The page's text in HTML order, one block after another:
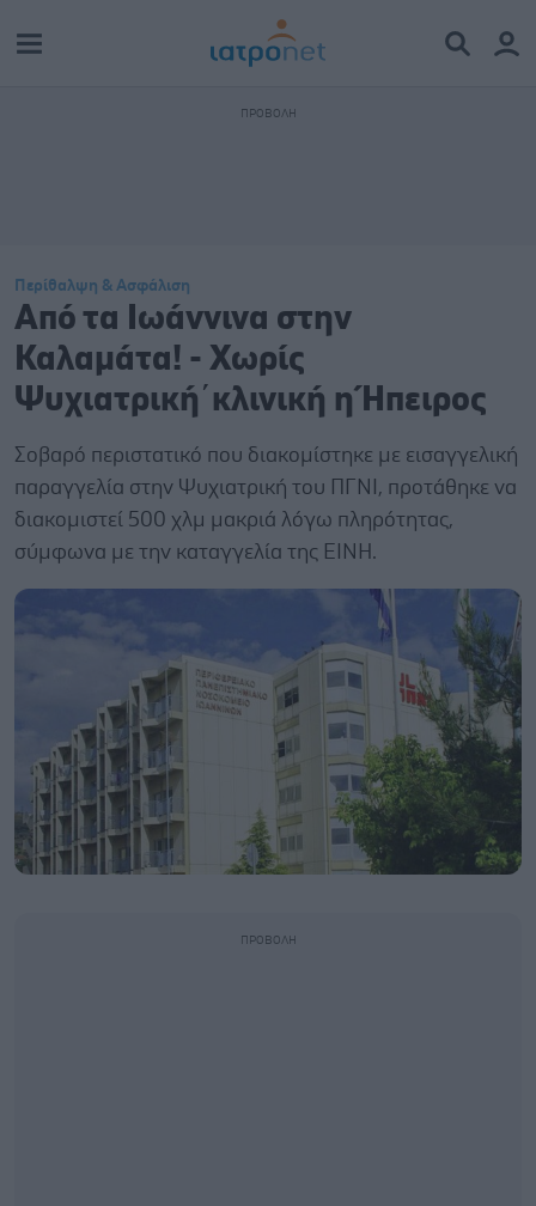
Περίθαλψη & Ασφάλιση
Από τα Ιωάννινα στην
Καλαμάτα! - Χωρίς
Ψυχιατρική΄κλινική η Ήπειρος
Σοβαρό περιστατικό που διακομίστηκε με εισαγγελική
παραγγελία στην Ψυχιατρική του ΠΓΝΙ, προτάθηκε να
διακομιστεί 500 χλμ μακριά λόγω πληρότητας,
σύμφωνα με την καταγγελία της ΕΙΝΗ.